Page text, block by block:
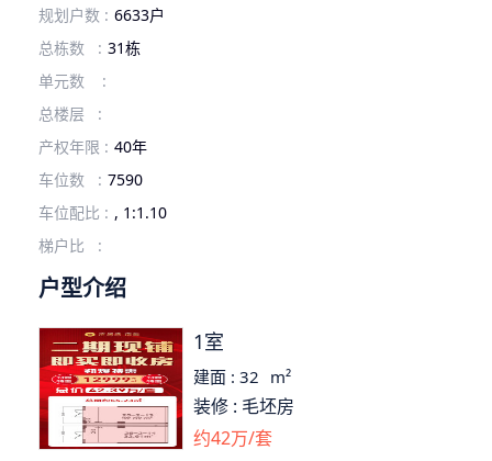
规划户数 : 6633户
总栋数 : 31栋
单元数 :
总楼层 :
产权年限 : 40年
车位数 : 7590
车位配比 : , 1:1.10
梯户比 :
户型介绍
1室
建面 : 32 m²
装修 : 毛坯房
约42万/套